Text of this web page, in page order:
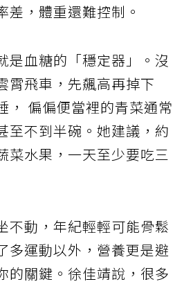
差，體重還難控制。
是血糖的「穩定器」。沒
霄飛車，先飆高再掉下
， 偏偏便當裡的青菜通常
至不到半碗。她建議，約
菜水果，一天至少要吃三
不動，年紀輕輕可能骨鬆
多運動以外，營養更是避
的關鍵。徐佳靖說，很多